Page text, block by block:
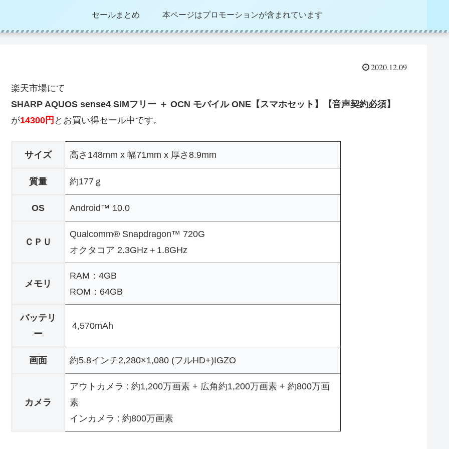
セールまとめ 本ページはプロモーションが含まれています
2020.12.09
楽天市場にて
SHARP AQUOS sense4 SIMフリー ＋ OCN モバイル ONE【スマホセット】【音声契約必須】
が14300円 とお買い得セール中です。
サイズ 高さ148mm x 幅71mm x 厚さ8.9mm
質量 約177ｇ
OS Android™ 10.0
ＣＰＵ
Qualcomm® Snapdragon™ 720G
オクタコア 2.3GHz＋1.8GHz
メモリ
RAM：4GB
ROM：64GB
バッテリ
ー
4,570mAh
画面 約5.8インチ2,280×1,080 (フルHD+)IGZO
カメラ
アウトカメラ : 約1,200万画素 + 広角約1,200万画素 + 約800万画
素
インカメラ : 約800万画素